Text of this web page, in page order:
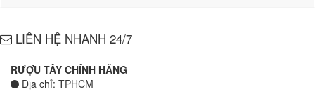
LIÊN HỆ NHANH 24/7
RƯỢU TÂY CHÍNH HÃNG
Địa chỉ: TPHCM